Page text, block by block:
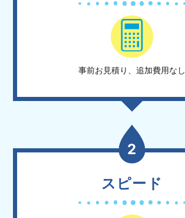
事前お見積り、追加費用なし
2
スピード